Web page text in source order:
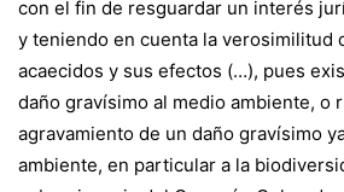
con el fin de resguardar un interés
y teniendo en cuenta la verosimilitud
acaecidos y sus efectos (…), pues
daño gravísimo al medio ambiente, o
agravamiento de un daño gravísimo
ambiente, en particular a la